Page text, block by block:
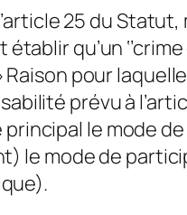
25 du
qu’un
pour
prévu à
le mode
le mode de